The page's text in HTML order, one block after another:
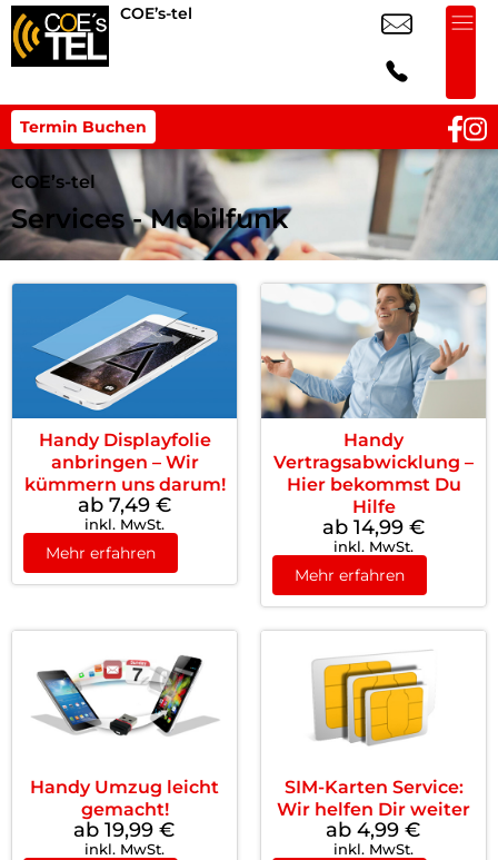
COE’s-tel
Termin Buchen
COE’s-tel
Services - Mobilfunk
Handy Displayfolie
anbringen – Wir
kümmern uns darum!
ab 7,49 €
inkl. MwSt.
Mehr erfahren
Handy
Vertragsabwicklung –
Hier bekommst Du
Hilfe
ab 14,99 €
inkl. MwSt.
Mehr erfahren
Handy Umzug leicht
gemacht!
ab 19,99 €
inkl. MwSt.
SIM-Karten Service:
Wir helfen Dir weiter
ab 4,99 €
inkl. MwSt.